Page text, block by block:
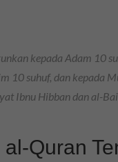
kepada Adam 10
10 suhuf, dan kepada
Ibnu Hibban dan al-
al-Quran